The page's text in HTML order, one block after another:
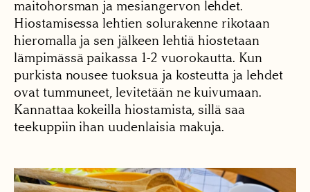
maitohorsman ja mesiangervon lehdet.
Hiostamisessa lehtien solurakenne rikotaan
hieromalla ja sen jälkeen lehtiä hiostetaan
lämpimässä paikassa 1-2 vuorokautta. Kun
purkista nousee tuoksua ja kosteutta ja lehdet
ovat tummuneet, levitetään ne kuivumaan.
Kannattaa kokeilla hiostamista, sillä saa
teekuppiin ihan uudenlaisia makuja.